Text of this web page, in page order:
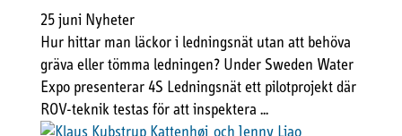
25 juni Nyheter
Hur hittar man läckor i ledningsnät utan att behöva
gräva eller tömma ledningen? Under Sweden Water
Expo presenterar 4S Ledningsnät ett pilotprojekt där
ROV-teknik testas för att inspektera ...